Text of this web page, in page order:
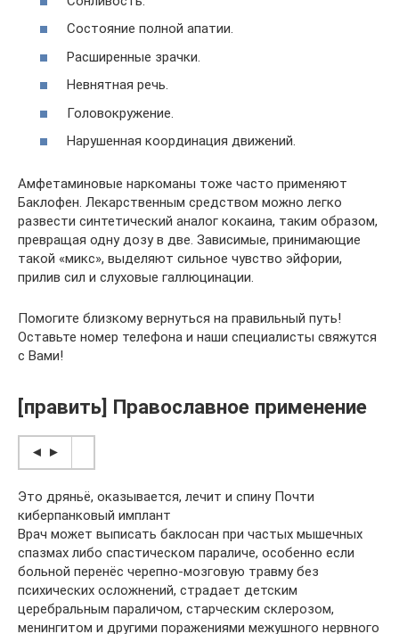
Состояние полной апатии.
Расширенные зрачки.
Невнятная речь.
Головокружение.
Нарушенная координация движений.
Амфетаминовые наркоманы тоже часто применяют
Баклофен. Лекарственным средством можно легко
развести синтетический аналог кокаина, таким образом,
превращая одну дозу в две. Зависимые, принимающие
такой «микс», выделяют сильное чувство эйфории,
прилив сил и слуховые галлюцинации.
Помогите близкому вернуться на правильный путь!
Оставьте номер телефона и наши специалисты свяжутся
с Вами!
[править] Православное применение
◄ ►
Это дряньё, оказывается, лечит и спину Почти
киберпанковый имплант
Врач может выписать баклосан при частых мышечных
спазмах либо спастическом параличе, особенно если
больной перенёс черепно-мозговую травму без
психических осложнений, страдает детским
церебральным параличом, старческим склерозом,
менингитом и другими поражениями межушного нервного